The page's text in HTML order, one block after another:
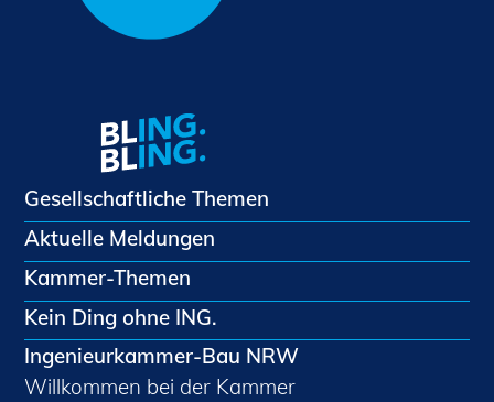
Gesellschaftliche Themen
Aktuelle Meldungen
Kammer-Themen
Kein Ding ohne ING.
Ingenieurkammer-Bau NRW
Willkommen bei der Kammer